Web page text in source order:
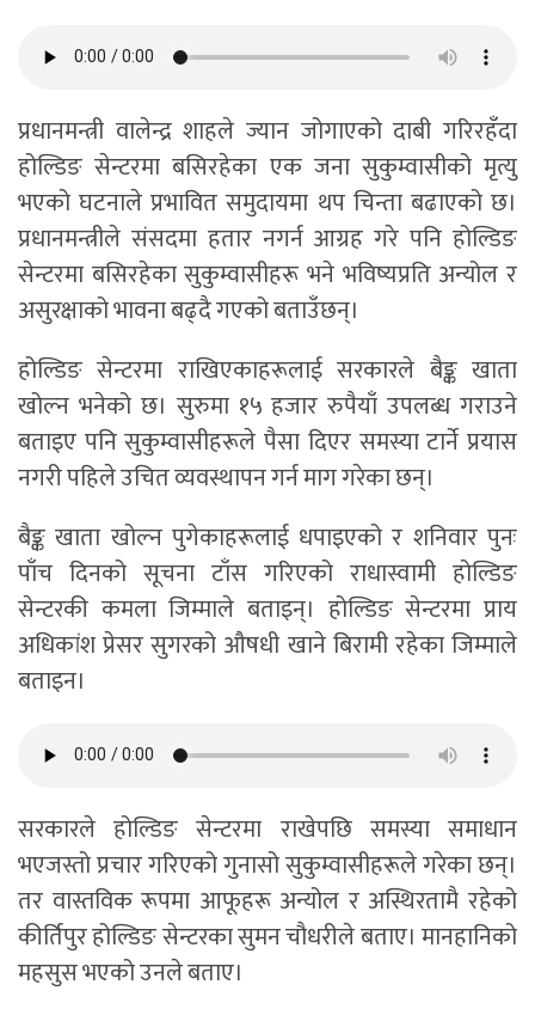
प्रधानमन्त्री वालेन्द्र शाहले ज्यान जोगाएको दाबी गरिरहँदा
होल्डिङ सेन्टरमा बसिरहेका एक जना सुकुम्वासीको मृत्यु
भएको घटनाले प्रभावित समुदायमा थप चिन्ता बढाएको छ।
प्रधानमन्त्रीले संसदमा हतार नगर्न आग्रह गरे पनि होल्डिङ
सेन्टरमा बसिरहेका सुकुम्वासीहरू भने भविष्यप्रति अन्योल र
असुरक्षाको भावना बढ्दै गएको बताउँछन्।
होल्डिङ सेन्टरमा राखिएकाहरूलाई सरकारले बैङ्क खाता
खोल्न भनेको छ। सुरुमा १५ हजार रुपैयाँ उपलब्ध गराउने
बताइए पनि सुकुम्वासीहरूले पैसा दिएर समस्या टार्ने प्रयास
नगरी पहिले उचित व्यवस्थापन गर्न माग गरेका छन्।
बैङ्क खाता खोल्न पुगेकाहरूलाई धपाइएको र शनिवार पुनः
पाँच दिनको सूचना टाँस गरिएको राधास्वामी होल्डिङ
सेन्टरकी कमला जिम्माले बताइन्। होल्डिङ सेन्टरमा प्राय
अधिकांश प्रेसर सुगरको औषधी खाने बिरामी रहेका जिम्माले
बताइन।
सरकारले होल्डिङ सेन्टरमा राखेपछि समस्या समाधान
भएजस्तो प्रचार गरिएको गुनासो सुकुम्वासीहरूले गरेका छन्।
तर वास्तविक रूपमा आफूहरू अन्योल र अस्थिरतामै रहेको
कीर्तिपुर होल्डिङ सेन्टरका सुमन चौधरीले बताए। मानहानिको
महसुस भएको उनले बताए।